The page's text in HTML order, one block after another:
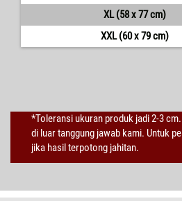
XL (58 x 77 cm)
XXL (60 x 79 cm)
*Toleransi ukuran produk jadi 2-3
di luar tanggung jawab kami. Untuk
jika hasil terpotong jahitan.